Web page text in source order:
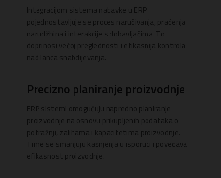
Integracijom sistema nabavke u ERP
pojednostavljuje se proces naručivanja, praćenja
narudžbina i interakcije s dobavljačima. To
doprinosi većoj preglednosti i efikasnija kontrola
nad lanca snabdijevanja.
Precizno planiranje proizvodnje
ERP sistemi omogućuju napredno planiranje
proizvodnje na osnovu prikupljenih podataka o
potražnji, zalihama i kapacitetima proizvodnje.
Time se smanjuju kašnjenja u isporuci i povećava
efikasnost proizvodnje.